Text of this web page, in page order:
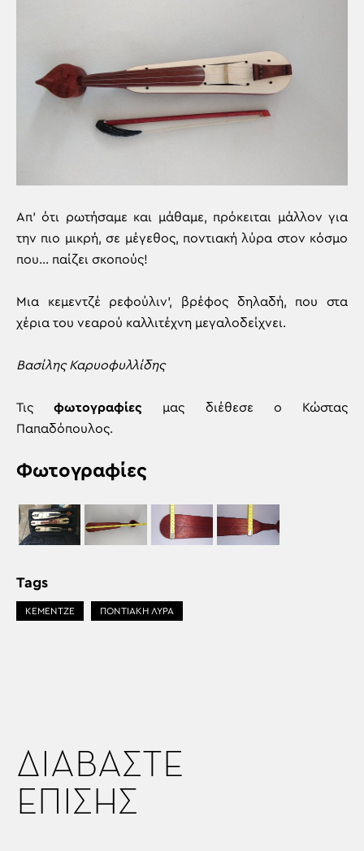
Απ’ ότι ρωτήσαμε και μάθαμε, πρόκειται μάλλον για
την πιο μικρή, σε μέγεθος, ποντιακή λύρα στον κόσμο
που… παίζει σκοπούς!
Μια κεμεντζέ ρεφούλιν’, βρέφος δηλαδή, που στα
χέρια του νεαρού καλλιτέχνη μεγαλοδείχνει.
Βασίλης Καρυοφυλλίδης
Τιςφωτογραφίες μας διέθεσε ο Κώστας
Παπαδόπουλος.
Φωτογραφίες
Tags
ΚΕΜΕΝΤΖΕ ΠΟΝΤΙΑΚΗ ΛΥΡΑ
ΔΙΑΒΑΣΤΕ
ΕΠΙΣΗΣ